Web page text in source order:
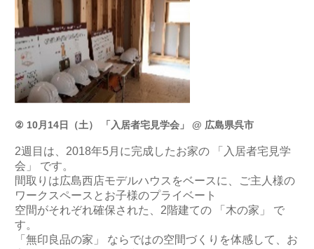
② 10月14日（土） 「入居者宅見学会」 @ 広島県呉市
2週目は、2018年5月に完成したお家の 「入居者宅見学
会」 です。
間取りは広島西店モデルハウスをベースに、ご主人様の
ワークスペースとお子様のプライベート
空間がそれぞれ確保された、2階建ての 「木の家」 で
す。
「無印良品の家」 ならではの空間づくりを体感して、お